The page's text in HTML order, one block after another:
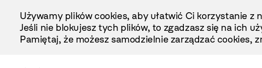
Treści
Używamy plików cookies, aby ułatwić Ci korzystanie
Jeśli nie blokujesz tych plików, to zgadzasz się na ich
Pamiętaj, że możesz samodzielnie zarządzać cookies,